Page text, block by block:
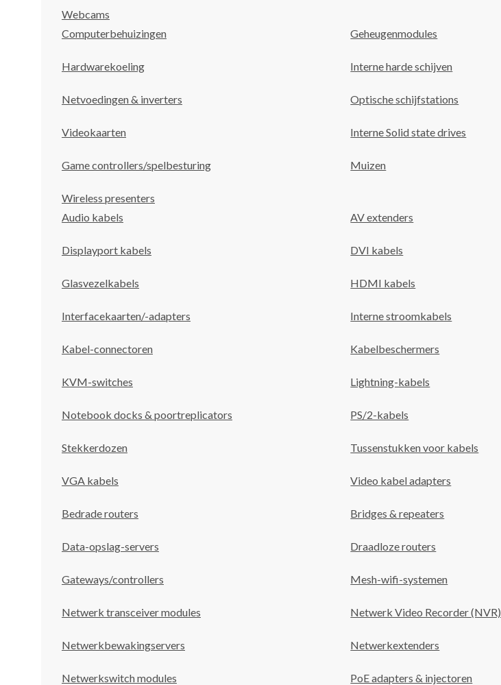
Webcams
Computerbehuizingen
Geheugenmodules
Hardwarekoeling Interne harde schijven
Netvoedingen & inverters Optische schijfstations
Videokaarten Interne Solid state drives
Game controllers/spelbesturing Muizen
Wireless presenters
Audio kabels
AV extenders
Displayport kabels DVI kabels
Glasvezelkabels HDMI kabels
Interfacekaarten/-adapters Interne stroomkabels
Kabel-connectoren Kabelbeschermers
KVM-switches Lightning-kabels
Notebook docks & poortreplicators PS/2-kabels
Stekkerdozen Tussenstukken voor kabels
VGA kabels Video kabel adapters
Bedrade routers Bridges & repeaters
Data-opslag-servers Draadloze routers
Gateways/controllers Mesh-wifi-systemen
Netwerk transceiver modules Netwerk Video Recorder (NVR)
Netwerkbewakingservers Netwerkextenders
Netwerkswitch modules PoE adapters & injectoren